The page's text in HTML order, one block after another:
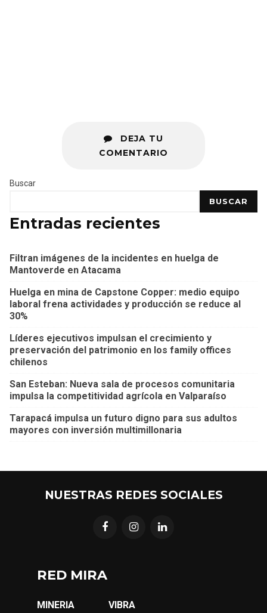
DEJA TU
COMENTARIO
Buscar
BUSCAR
Entradas recientes
Filtran imágenes de la incidentes en huelga de
Mantoverde en Atacama
Huelga en mina de Capstone Copper: medio equipo
laboral frena actividades y producción se reduce al
30%
Líderes ejecutivos impulsan el crecimiento y
preservación del patrimonio en los family offices
chilenos
San Esteban: Nueva sala de procesos comunitaria
impulsa la competitividad agrícola en Valparaíso
Tarapacá impulsa un futuro digno para sus adultos
mayores con inversión multimillonaria
NUESTRAS REDES SOCIALES
RED MIRA
MINERIA VIBRA